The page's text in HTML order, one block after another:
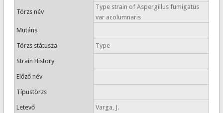
Törzs név
Type strain of Aspergillus fumigatus
var acolumnaris
Mutáns
Törzs státusza Type
Strain History
Előző név
Típustörzs
Letevő Varga, J.